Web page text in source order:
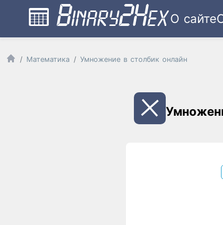
О сайте
Математика Умножение в столбик онлайн